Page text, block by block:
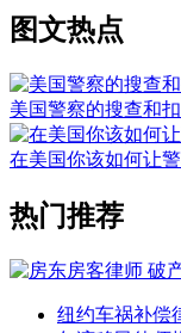
图文热点
美国警察的搜查和
在美国你该如何让
热门推荐
纽约车祸补偿